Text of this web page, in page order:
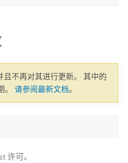
且不再对其进行更新。 其中的
。 请参阅最新文档。
许可。